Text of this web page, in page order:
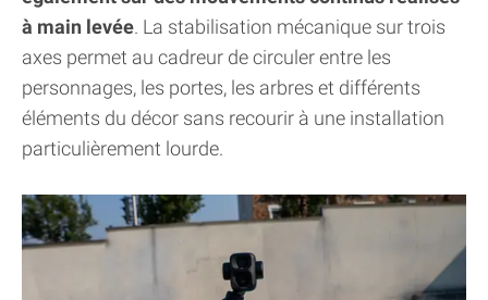
à main levée. La stabilisation mécanique sur trois
axes permet au cadreur de circuler entre les
personnages, les portes, les arbres et différents
éléments du décor sans recourir à une installation
particulièrement lourde.